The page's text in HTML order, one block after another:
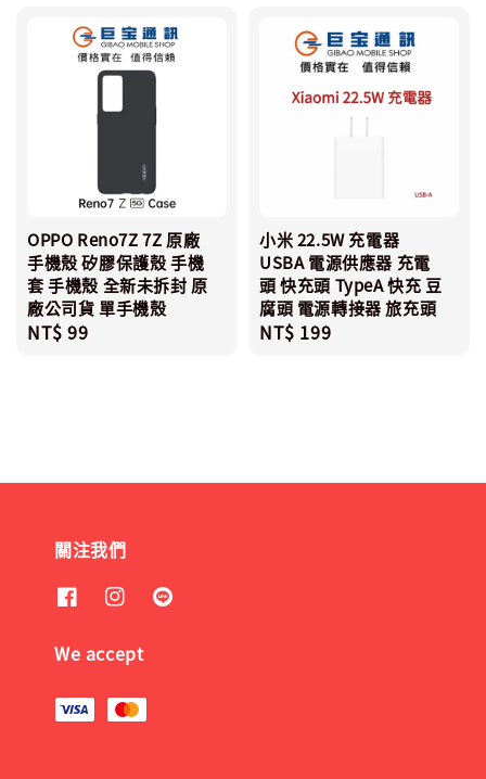
OPPO Reno7Z 7Z 原廠
手機殼 矽膠保護殼 手機
套 手機殼 全新未拆封 原
廠公司貨 單手機殼
Regular
NT$ 99
小米 22.5W 充電器
USBA 電源供應器 充電
頭 快充頭 TypeA 快充 豆
腐頭 電源轉接器 旅充頭
Regular
NT$ 199
關注我們
We accept